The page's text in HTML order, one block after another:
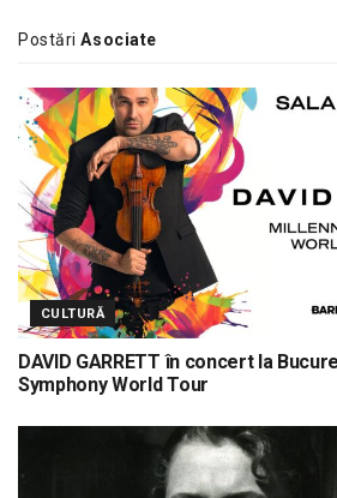
PostăriAsociate
CULTURĂ
DAVID GARRETT în concert la
Symphony World Tour